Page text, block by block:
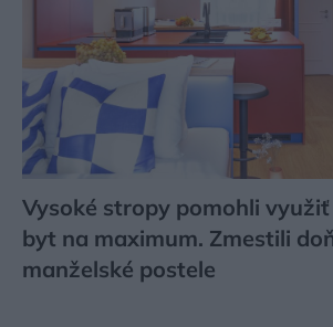
Vysoké stropy pomohli
byt na maximum. Zmestili
manželské postele